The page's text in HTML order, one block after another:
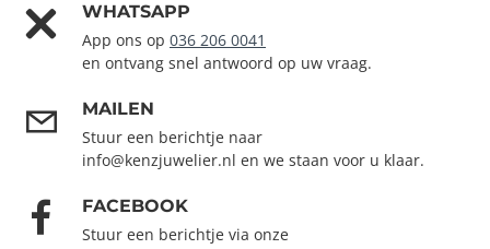
WHATSAPP
App ons op 036 206 0041
en ontvang snel antwoord op uw vraag.
MAILEN
Stuur een berichtje naar
info@kenzjuwelier.nl en we staan voor u klaar.
FACEBOOK
Stuur een berichtje via onze